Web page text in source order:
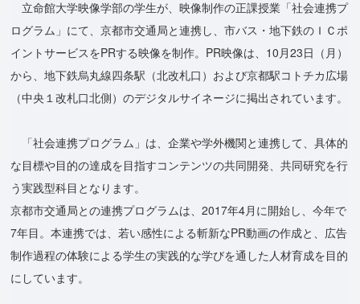
立命館大学映像学部の学生が、映像制作の正課授業「社会連携プ
ログラム」にて、京都市交通局と連携し、市バス・地下鉄のＩＣポ
イントサービスをPRする映像を制作。PR映像は、10月23日（月）
から、地下鉄烏丸線四条駅（北改札口）および京都駅コトチカ広場
（中央１改札口北側）のデジタルサイネージに掲出されています。
「社会連携プログラム」は、企業や学外機関と連携して、具体的
な目標や目的の達成を目指すコンテンツの共同開発、共同研究を行
う実践型科目となります。
京都市交通局との連携プログラムは、2017年4月に開始し、今年で
7年目。本連携では、若い感性による斬新なPR動画の作成と、広告
制作過程の体験による学生の実践的な学びを通した人材育成を目的
にしています。